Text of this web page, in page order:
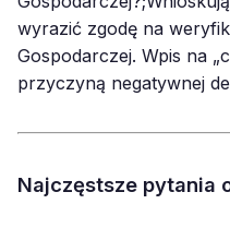
wyrazić zgodę na
Gospodarczej. Wpis na
przyczyną negatywnej
Najczęstsze pytania